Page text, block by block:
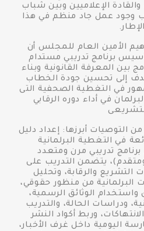
والقادة الإعلاميين وبين شباب
وجود عمل جاد منظم في هذا
الإطار.
الأمين العام للمجلس أن
برنامج تدريبي مستدام
بين المعرفة القانونية وبناء
إلى تحسين جودة الخطاب
في التغطية الصحفية التى
في أداء دوره الرقابي
التوصيات أبرزها: إعداد دليل
في التغطية البرلمانية
تدريبي مرن ومتعدد
يتضمن التدريب على
التشريع والرقابة، وتحليل
البرلمانية من منظور حقوقي،
واستخدام الوثائق الرسمية،
ودراسات الحالة، والتدريب
وربط أكواد النشر
اليومية داخل غرف الأخبار،